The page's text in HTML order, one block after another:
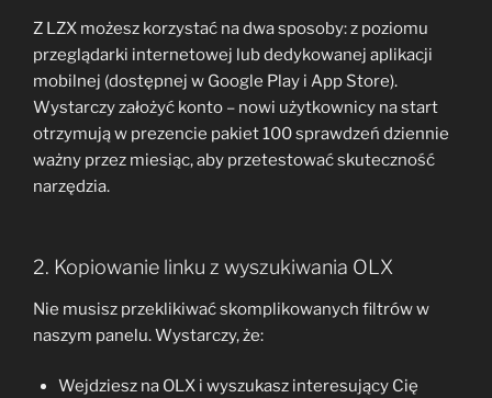
Z LZX możesz korzystać na dwa sposoby: z poziomu
przeglądarki internetowej lub dedykowanej aplikacji
mobilnej (dostępnej w Google Play i App Store).
Wystarczy założyć konto – nowi użytkownicy na start
otrzymują w prezencie pakiet 100 sprawdzeń dziennie
ważny przez miesiąc, aby przetestować skuteczność
narzędzia.
2. Kopiowanie linku z wyszukiwania OLX
Nie musisz przeklikiwać skomplikowanych filtrów w
naszym panelu. Wystarczy, że:
Wejdziesz na OLX i wyszukasz interesujący Cię